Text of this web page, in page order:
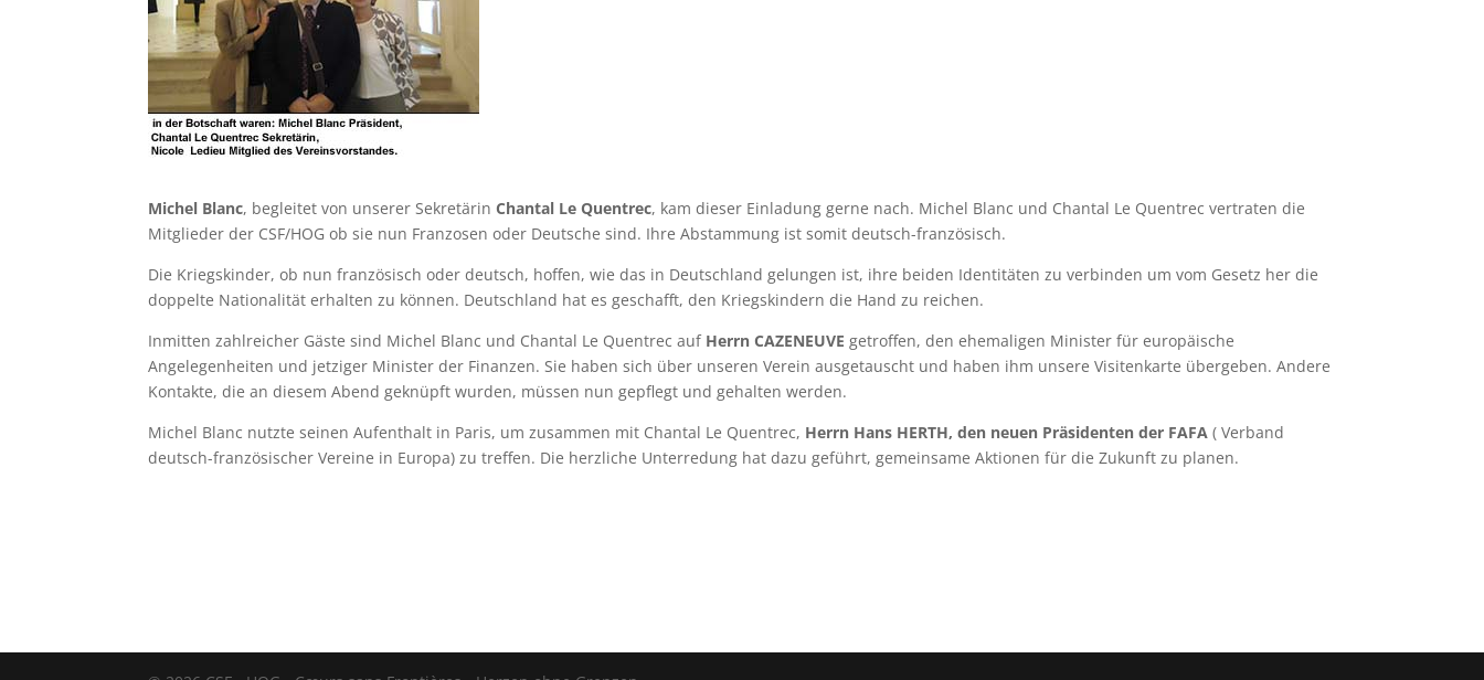
Michel Blanc, begleitet von unserer SekretärinChantal Le Quentrec, kam dieser Einladung gerne nach. Michel Blanc und Chantal Le Quentrec vertraten die
Mitglieder der CSF/HOG ob sie nun Franzosen oder Deutsche sind. Ihre Abstammung ist somit deutsch-französisch.
Die Kriegskinder, ob nun französisch oder deutsch, hoffen, wie das in Deutschland gelungen ist, ihre beiden Identitäten zu verbinden um vom Gesetz her die
doppelte Nationalität erhalten zu können. Deutschland hat es geschafft, den Kriegskindern die Hand zu reichen.
Inmitten zahlreicher Gäste sind Michel Blanc und Chantal Le Quentrec auf Herrn CAZENEUVE getroffen, den ehemaligen Minister für europäische
Angelegenheiten und jetziger Minister der Finanzen. Sie haben sich über unseren Verein ausgetauscht und haben ihm unsere Visitenkarte übergeben. Andere
Kontakte, die an diesem Abend geknüpft wurden, müssen nun gepflegt und gehalten werden.
Michel Blanc nutzte seinen Aufenthalt in Paris, um zusammen mit Chantal Le Quentrec, Herrn Hans HERTH, den neuen Präsidenten der FAFA ( Verband
deutsch-französischer Vereine in Europa) zu treffen. Die herzliche Unterredung hat dazu geführt, gemeinsame Aktionen für die Zukunft zu planen.